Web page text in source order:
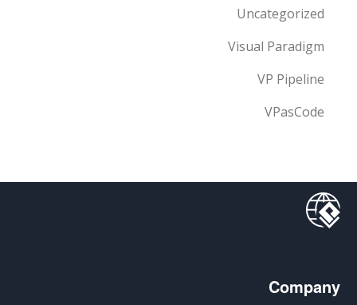
Uncategorized
Visual Paradigm
VP Pipeline
VPasCode
Company